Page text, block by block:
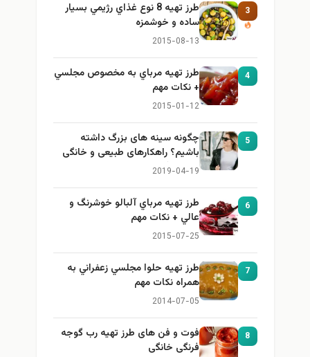
3
طرز تهيه 8 نوع غذاي رژيمي بسيار
ساده و خوشمزه
2015-08-13
4
طرز تهيه مرباي به مخصوص مجلسي
+ نكات مهم
2015-01-12
5
چگونه سینه های بزرگ داشته
باشیم؟ راهکارهای طبیعی و خانگی
برای بزرگ کردن سینه
2019-04-19
6
طرز تهيه مرباي آلبالو خوشرنگ و
عالي + نكات مهم
2015-07-25
7
طرز تهيه حلوا مجلسي زعفراني به
همراه نكات مهم
2014-07-05
8
فوت و فن های طرز تهیه رب گوجه
فرنگی خانگی